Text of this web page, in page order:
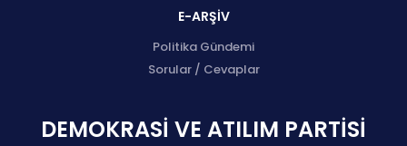
E-ARŞİV
Politika Gündemi
Sorular / Cevaplar
DEMOKRASİ VE ATILIM PARTİSİ